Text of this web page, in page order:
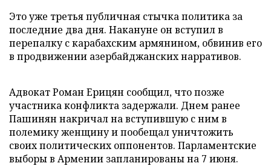
Это уже третья публичная стычка политика за
последние два дня. Накануне он вступил в
перепалку с карабахским армянином, обвинив его
в продвижении азербайджанских нарративов.
Адвокат Роман Ерицян сообщил, что позже
участника конфликта задержали. Днем ранее
Пашинян накричал на вступившую с ним в
полемику женщину и пообещал уничтожить
своих политических оппонентов. Парламентские
выборы в Армении запланированы на 7 июня.